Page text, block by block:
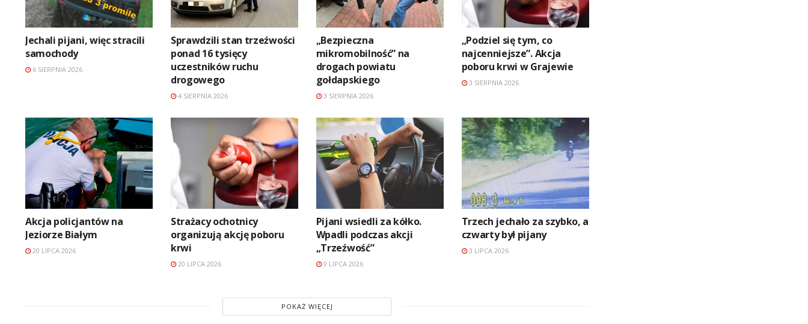
Jechali pijani, więc stracili
samochody
6 SIERPNIA 2026
Sprawdzili stan trzeźwości
ponad 16 tysięcy
uczestników ruchu
drogowego
4 SIERPNIA 2026
„Bezpieczna
mikromobilność” na
drogach powiatu
gołdapskiego
3 SIERPNIA 2026
„Podziel się tym, co
najcenniejsze”. Akcja
poboru krwi w Grajewie
3 SIERPNIA 2026
Akcja policjantów na
Jeziorze Białym
20 LIPCA 2026
Strażacy ochotnicy
organizują akcję poboru
krwi
20 LIPCA 2026
Pijani wsiedli za kółko.
Wpadli podczas akcji
„Trzeźwość”
9 LIPCA 2026
Trzech jechało za szybko, a
czwarty był pijany
3 LIPCA 2026
POKAŻ WIĘCEJ